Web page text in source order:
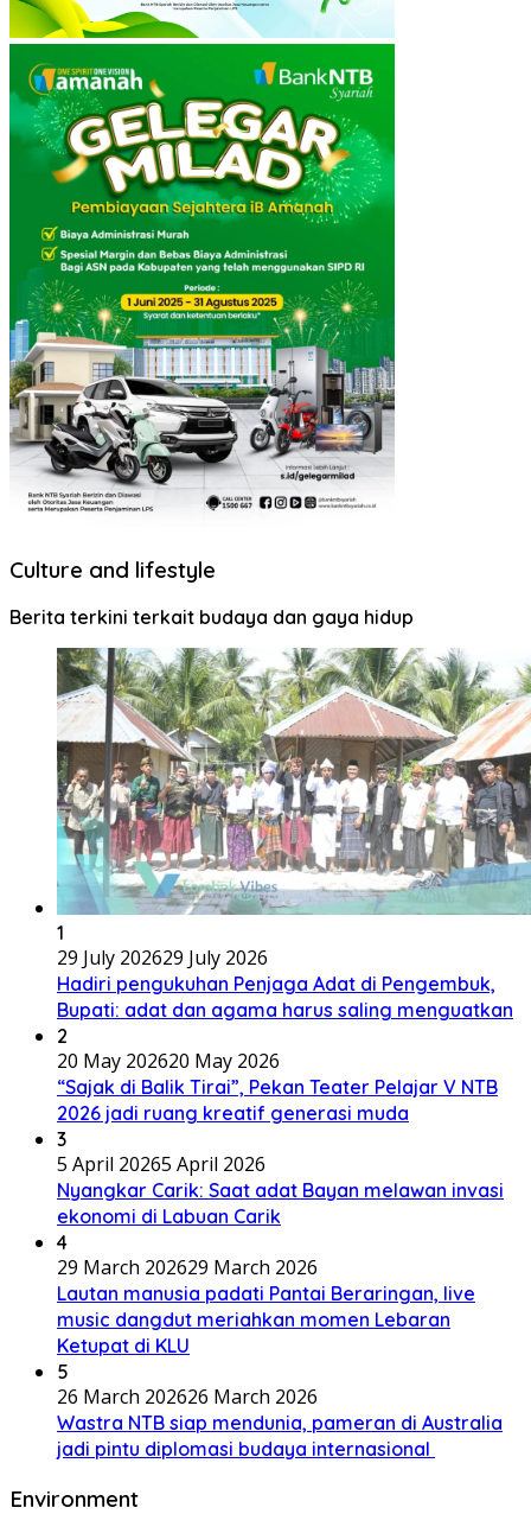
Culture and lifestyle
Berita terkini terkait budaya dan gaya hidup
1
29 July 202629 July 2026
Hadiri pengukuhan Penjaga Adat di Pengembuk,
Bupati: adat dan agama harus saling menguatkan
2
20 May 202620 May 2026
“Sajak di Balik Tirai”, Pekan Teater Pelajar V NTB
2026 jadi ruang kreatif generasi muda
3
5 April 20265 April 2026
Nyangkar Carik: Saat adat Bayan melawan invasi
ekonomi di Labuan Carik
4
29 March 202629 March 2026
Lautan manusia padati Pantai Beraringan, live
music dangdut meriahkan momen Lebaran
Ketupat di KLU
5
26 March 202626 March 2026
Wastra NTB siap mendunia, pameran di Australia
jadi pintu diplomasi budaya internasional
Environment